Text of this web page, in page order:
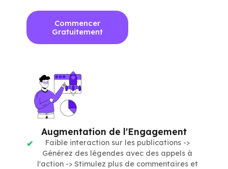
Commencer
Gratuitement
Augmentation de l'Engagement
Faible interaction sur les publications ->
Générez des légendes avec des appels à
l'action -> Stimulez plus de commentaires et